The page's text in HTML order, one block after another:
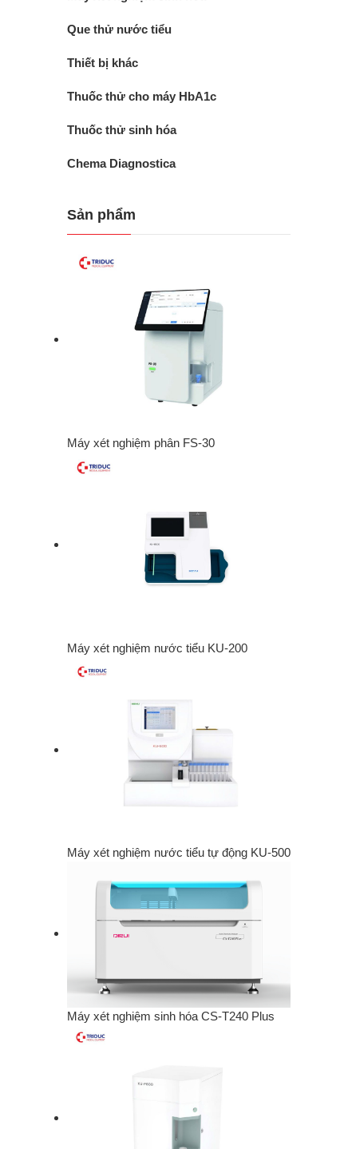
Que thử nước tiểu
Thiết bị khác
Thuốc thử cho máy HbA1c
Thuốc thử sinh hóa
Chema Diagnostica
Sản phẩm
Máy xét nghiệm phân FS-30
Máy xét nghiệm nước tiểu KU-200
Máy xét nghiệm nước tiểu tự động KU-500
Máy xét nghiệm sinh hóa CS-T240 Plus